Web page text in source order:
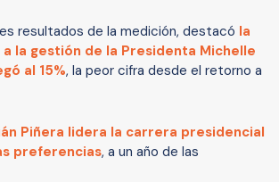
resultados de la medición, destacó la
la gestión de la Presidenta Michelle
al 15%, la peor cifra desde el retorno a
Piñera lidera la carrera presidencial
preferencias, a un año de las